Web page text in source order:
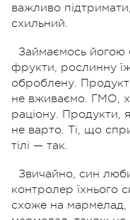
важливо
схильний.
Займаємось йогою
фрукти, рослинну
оброблену.
не вживаємо. ГМО,
раціону. Продукти,
не варто. Ті, що
тілі — так.
Звичайно, син
контролер їхнього
схоже на мармелад,